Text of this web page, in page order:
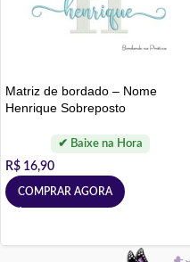
Matriz de bordado – Nome
Henrique Sobreposto
R$ 16,90
COMPRAR AGORA